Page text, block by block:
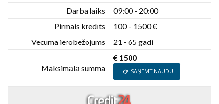
Darba laiks
09:00 - 20:00
Pirmais kredīts
100 – 1500 €
Vecuma ierobežojums
21 - 65 gadi
Maksimālā summa
€ 1500
SAŅEMT NAUDU